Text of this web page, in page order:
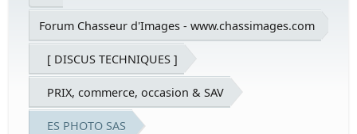
Forum Chasseur d'Images - www.chassimages.com
[ DISCUS TECHNIQUES ]
PRIX, commerce, occasion & SAV
ES PHOTO SAS